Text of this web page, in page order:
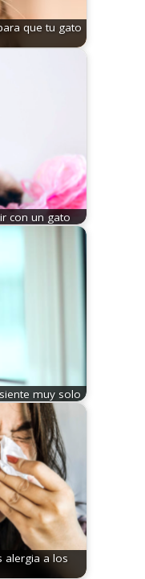
que tu gato
con un gato
muy solo
alergia a los